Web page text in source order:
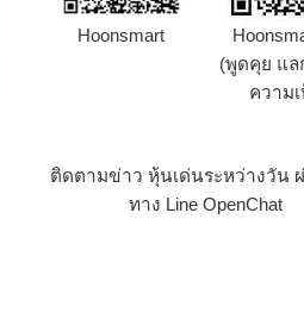
Hoonsmart
(พูดคุย แล
ความ
ติดตามข่าว หุ้นเด่นระหว่างวัน
ทาง Line OpenChat